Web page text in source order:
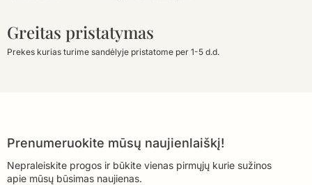
Greitas pristatymas
Prekes kurias turime sandėlyje pristatome per 1-5 d.d.
Prenumeruokite mūsų naujienlaiškį!
Nepraleiskite progos ir būkite vienas pirmųjų kurie sužinos
apie mūsų būsimas naujienas.